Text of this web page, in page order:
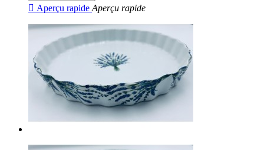
 Aperçu rapide Aperçu rapide